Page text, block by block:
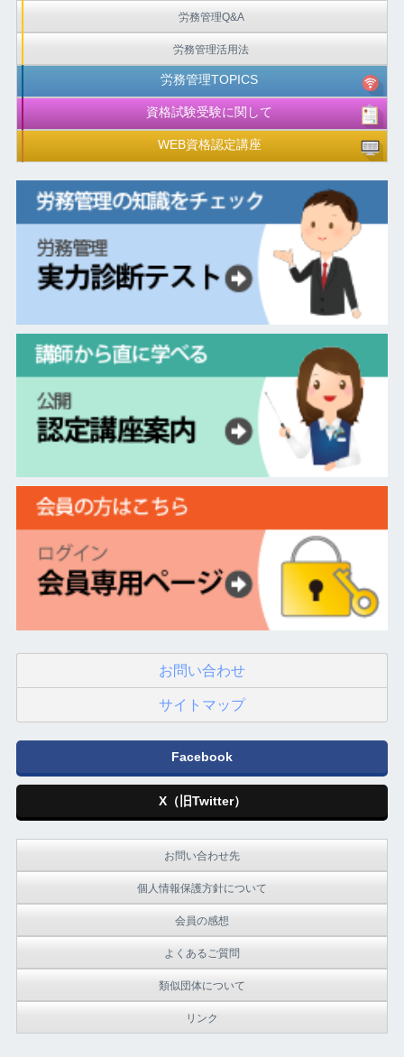
労務管理Q&A
労務管理活用法
労務管理TOPICS
資格試験受験に関して
WEB資格認定講座
お問い合わせ
サイトマップ
Facebook
X（旧Twitter）
お問い合わせ先
個人情報保護方針について
会員の感想
よくあるご質問
類似団体について
リンク